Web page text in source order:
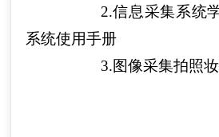
2.信息采集系统
系统使用手册
3.图像采集拍照